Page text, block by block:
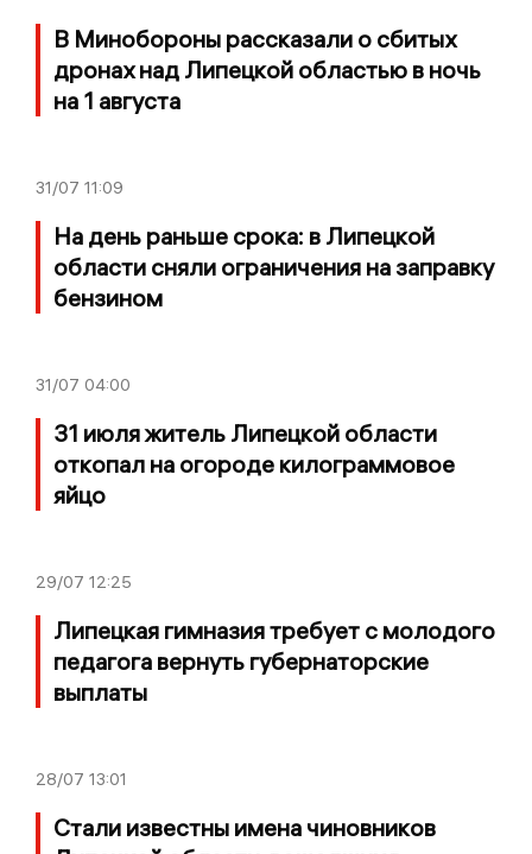
В Минобороны рассказали о сбитых
дронах над Липецкой областью в ночь
на 1 августа
31/07 11:09
На день раньше срока: в Липецкой
области сняли ограничения на заправку
бензином
31/07 04:00
31 июля житель Липецкой области
откопал на огороде килограммовое
яйцо
29/07 12:25
Липецкая гимназия требует с молодого
педагога вернуть губернаторские
выплаты
28/07 13:01
Стали известны имена чиновников